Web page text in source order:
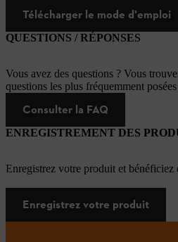
Télécharger le mode d'emploi
QUESTIONS / RÉPONSES
Vous avez des questions ? Vous
questions les plus fréquemment posées
Consulter la FAQ
ENREGISTREMENT DES
Enregistrez votre produit et bénéficiez
Enregistrez votre produit